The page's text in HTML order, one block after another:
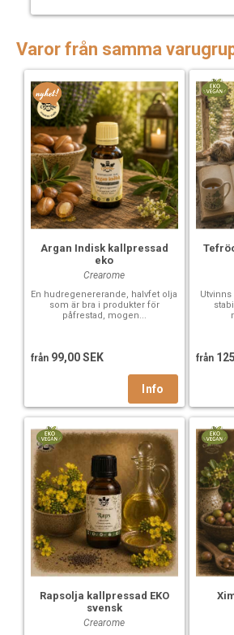
Varor från samma
Argan Indisk kallpressad
eko
Crearome
En hudregenererande, halvfet olja
som är bra i produkter för
påfrestad, mogen...
från 99,00 SEK från
Rapsolja kallpressad EKO
svensk
Crearome